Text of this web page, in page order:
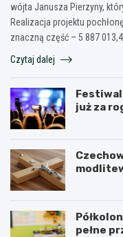
wójta Janusza Pierzyny,
Realizacja projektu
znaczną część – 5 887
Czytaj dalej
już za
pełne